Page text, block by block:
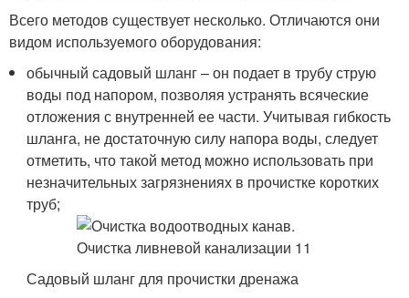
Всего методов существует несколько. Отличаются они
видом используемого оборудования:
обычный садовый шланг – он подает в трубу струю
воды под напором, позволяя устранять всяческие
отложения с внутренней ее части. Учитывая гибкость
шланга, не достаточную силу напора воды, следует
отметить, что такой метод можно использовать при
незначительных загрязнениях в прочистке коротких
труб;
Садовый шланг для прочистки дренажа